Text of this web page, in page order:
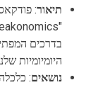
תיאור:
בדרכים
היומיומיות
נושאים: